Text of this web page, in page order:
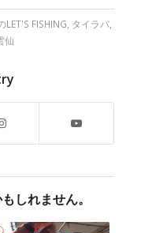
LET'S FISHING, タイラバ,
仙
しれません。